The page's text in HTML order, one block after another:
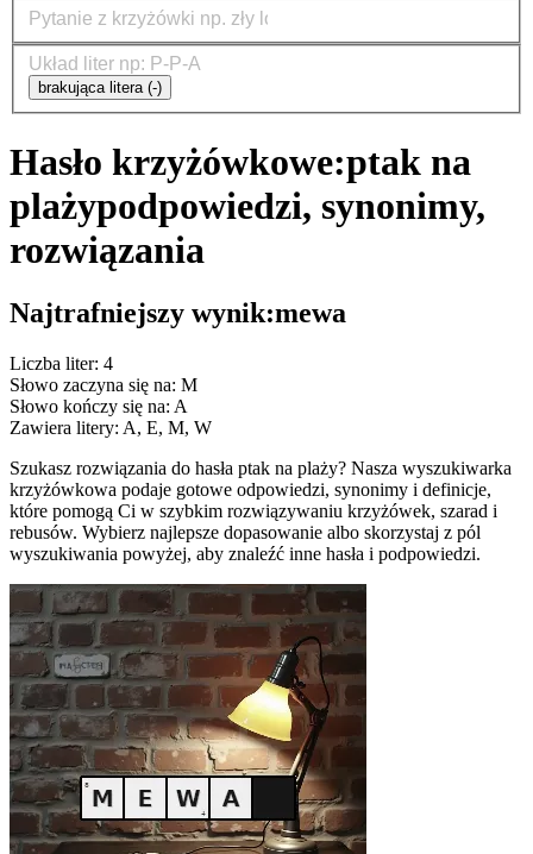
brakująca litera (-)
Hasło krzyżówkowe:ptak na
plażypodpowiedzi, synonimy,
rozwiązania
Najtrafniejszy wynik:mewa
Liczba liter: 4
Słowo zaczyna się na: M
Słowo kończy się na: A
Zawiera litery: A, E, M, W
Szukasz rozwiązania do hasła ptak na plaży? Nasza wyszukiwarka
krzyżówkowa podaje gotowe odpowiedzi, synonimy i definicje,
które pomogą Ci w szybkim rozwiązywaniu krzyżówek, szarad i
rebusów. Wybierz najlepsze dopasowanie albo skorzystaj z pól
wyszukiwania powyżej, aby znaleźć inne hasła i podpowiedzi.